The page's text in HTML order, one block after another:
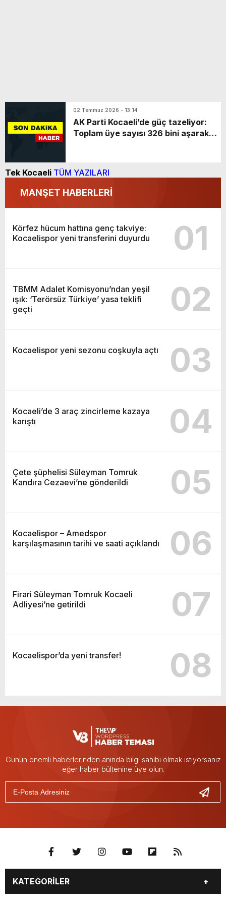
02 Temmuz 2026 - 13:14
AK Parti Kocaeli’de güç tazeliyor:
Toplam üye sayısı 326 bini aşarak
Tek Kocaeli TÜM YAZILARI
MANŞET HABERLERİ
Körfez hücum hattına genç takviye:
Kocaelispor yeni transferini duyurdu
01
TBMM Adalet Komisyonu’ndan yeşil
ışık: ‘Terörsüz Türkiye’ yasa teklifi
geçti
02
Kocaelispor yeni sezonu coşkuyla açtı 03
Kocaeli’de 3 araç zincirleme kazaya
karıştı
04
Çete şüphelisi Süleyman Tomruk
Kandıra Cezaevi’ne gönderildi
05
Kocaelispor – Amedspor
karşılaşmasının tarihi ve saati açıklandı
06
Firari Süleyman Tomruk Kocaeli
Adliyesi’ne getirildi
07
Kocaelispor’da yeni transfer! 08
Günün önemli haberlerinden anında bilgi sahibi olmak istiyorsanız
eğer haber bültenine üye olun.
KATEGORİLER